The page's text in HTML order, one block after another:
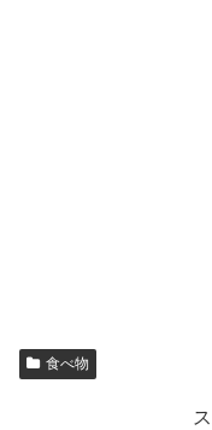
食べ物